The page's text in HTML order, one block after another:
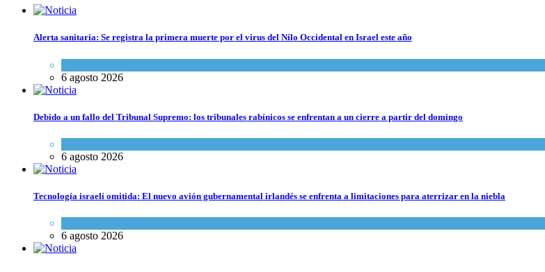
Alerta sanitaria: Se registra la primera muerte por el virus del Nilo Occidental en Israel este año
6 agosto 2026
Debido a un fallo del Tribunal Supremo: los tribunales rabínicos se enfrentan a un cierre a partir del domingo
6 agosto 2026
Tecnología israelí omitida: El nuevo avión gubernamental irlandés se enfrenta a limitaciones para aterrizar en la niebla
6 agosto 2026